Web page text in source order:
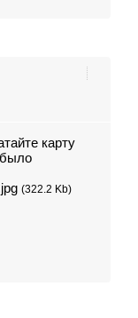
карту
(322.2 Kb)